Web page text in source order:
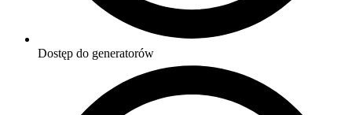
Dostęp do generatorów